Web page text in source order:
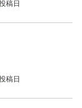
稿日
稿日